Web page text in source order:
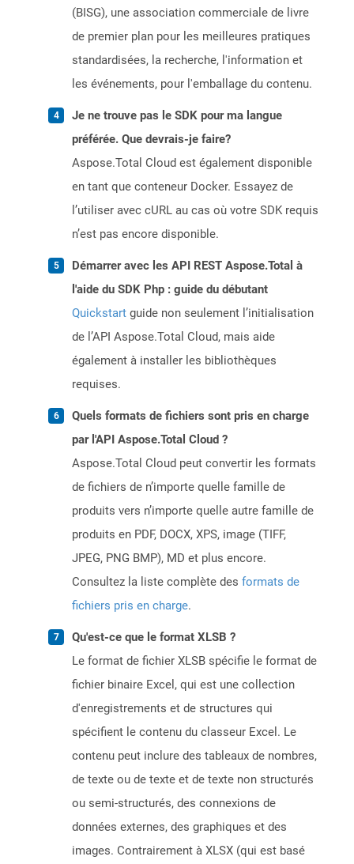
(BISG), une association commerciale de livre
de premier plan pour les meilleures pratiques
standardisées, la recherche, l'information et
les événements, pour l'emballage du contenu.
Je ne trouve pas le SDK pour ma langue
préférée. Que devrais-je faire?
Aspose.Total Cloud est également disponible
en tant que conteneur Docker. Essayez de
l’utiliser avec cURL au cas où votre SDK requis
n’est pas encore disponible.
Démarrer avec les API REST Aspose.Total à
l'aide du SDK Php : guide du débutant
Quickstart guide non seulement l’initialisation
de l’API Aspose.Total Cloud, mais aide
également à installer les bibliothèques
requises.
Quels formats de fichiers sont pris en charge
par l'API Aspose.Total Cloud ?
Aspose.Total Cloud peut convertir les formats
de fichiers de n’importe quelle famille de
produits vers n’importe quelle autre famille de
produits en PDF, DOCX, XPS, image (TIFF,
JPEG, PNG BMP), MD et plus encore.
Consultez la liste complète des formats de
fichiers pris en charge.
Qu'est-ce que le format XLSB ?
Le format de fichier XLSB spécifie le format de
fichier binaire Excel, qui est une collection
d'enregistrements et de structures qui
spécifient le contenu du classeur Excel. Le
contenu peut inclure des tableaux de nombres,
de texte ou de texte et de texte non structurés
ou semi-structurés, des connexions de
données externes, des graphiques et des
images. Contrairement à XLSX (qui est basé